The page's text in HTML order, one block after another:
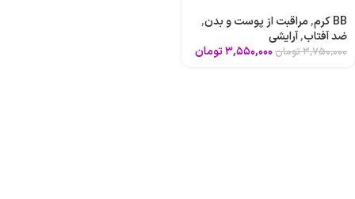
BB کرم
,مراقبت از پوست و بدن,
ضد آفتاب,آرایشی
۳,۷۵۰,۰۰۰تومان۳,۵۵۰,۰۰۰تومان